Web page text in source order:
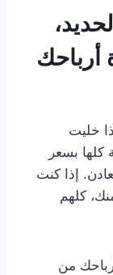
أرباحك
خليت
كلها بسعر
إذا كنت
كلهم
من